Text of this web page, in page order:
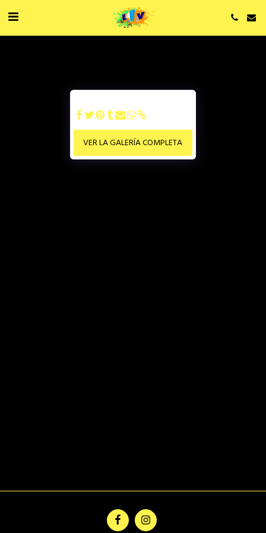
VER LA GALERÍA COMPLETA